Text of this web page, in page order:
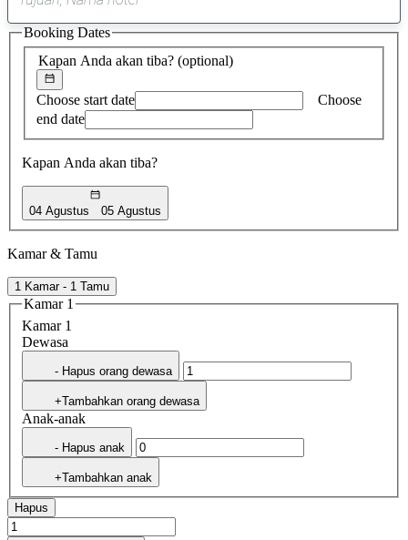
saran
ditemukan
Kapan Anda akan tiba? (optional)
Choose start date
Choose
end date
Kapan Anda akan tiba?
04 Agustus 05 Agustus
Booking Dates
Kamar & Tamu
1 Kamar - 1 Tamu
Kamar 1
Kamar 1
Dewasa
- Hapus orang dewasa
+Tambahkan orang dewasa
Anak-anak
- Hapus anak
+Tambahkan anak
Hapus